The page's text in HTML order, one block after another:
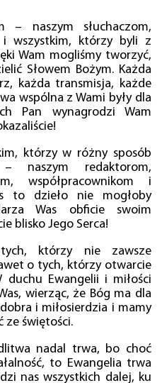
– naszym słuchaczom,
i wszystkim, którzy byli z
Wam mogliśmy tworzyć,
Słowem Bożym. Każda
każda transmisja, każde
wspólna z Wami były dla
Pan wynagrodzi Wam
którzy w różny sposób
naszym redaktorom,
współpracownikom i
to dzieło nie mogłoby
Was obficie swoim
blisko Jego Serca!
którzy nie zawsze
o tych, którzy otwarcie
duchu Ewangelii i miłości
wierząc, że Bóg ma dla
i miłosierdzia i mamy
ze świętości.
nadal trwa, bo choć
to Ewangelia trwa
nas wszystkich dalej, ku